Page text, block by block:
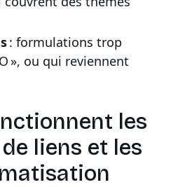
: formulations trop
», ou qui reviennent
les
liens et les